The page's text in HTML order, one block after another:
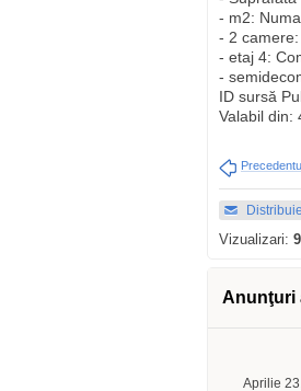
- m2:
- 2
- etaj 4:
-
ID sursă
Valabil din:
Distribuie
Vizualizari: 9
Anunţuri
Aprilie